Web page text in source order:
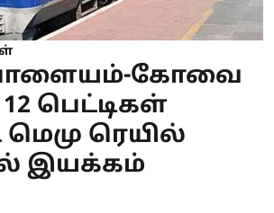
கோவை
பெட்டிகள்
ரெயில்
இயக்கம்